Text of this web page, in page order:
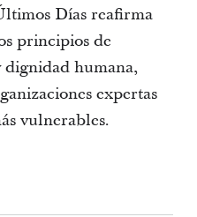
Días reafirma
principios de
dignidad humana,
expertas
vulnerables.